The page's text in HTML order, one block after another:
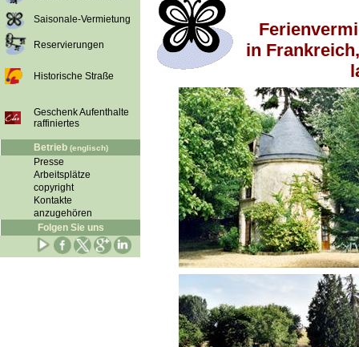
Saisonale-Vermietung
Reservierungen
Historische Straße
Geschenk Aufenthalte
raffiniertes
Betrieb (englisch)
Presse
Arbeitsplätze
copyright
Kontakte
anzugehören
Folgen Sie uns
in